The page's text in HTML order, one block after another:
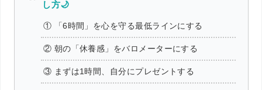
し方🌙
① 「6時間」を心を守る最低ラインにする
② 朝の「休養感」をバロメーターにする
③ まずは1時間、自分にプレゼントする